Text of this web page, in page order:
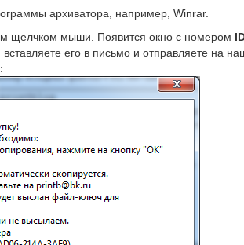
архиватора, например, Winrar.
щелчком мыши. Появится окно с номером
его в письмо и отправляете на
: